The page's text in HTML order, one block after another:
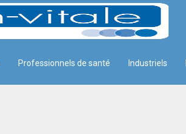
Professionnels de santé Industriels